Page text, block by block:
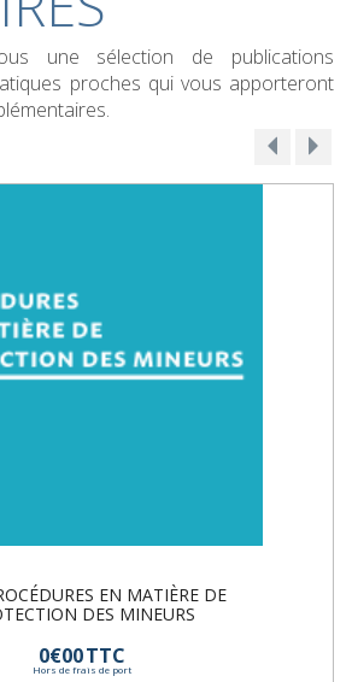
une sélection de publications
proches qui vous apporteront
EN MATIÈRE DE
DES MINEURS
0€00TTC
Hors de frais de port